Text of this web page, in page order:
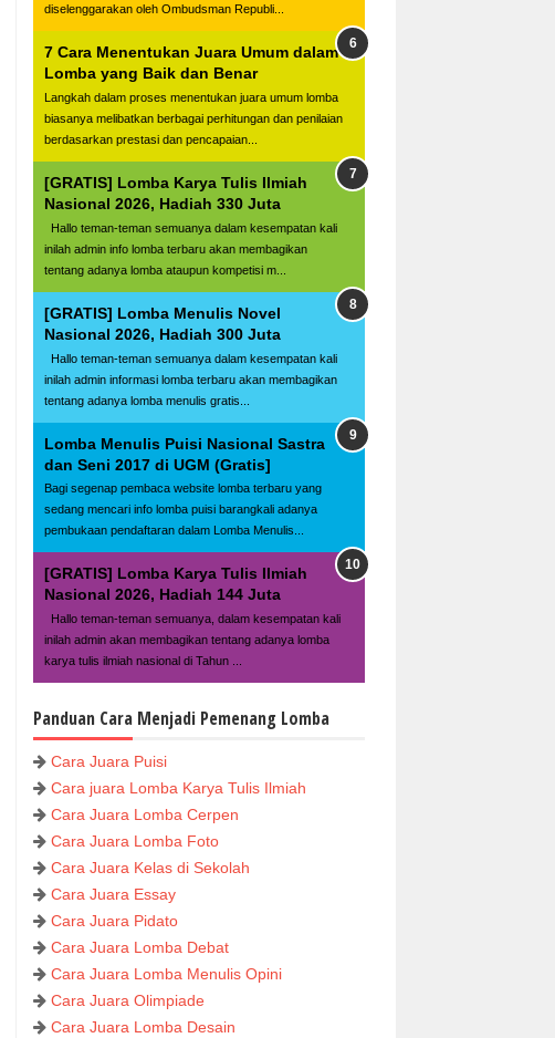
diselenggarakan oleh Ombudsman Republi...
7 Cara Menentukan Juara Umum dalam
Lomba yang Baik dan Benar
Langkah dalam proses menentukan juara umum lomba
biasanya melibatkan berbagai perhitungan dan penilaian
berdasarkan prestasi dan pencapaian...
[GRATIS] Lomba Karya Tulis Ilmiah
Nasional 2026, Hadiah 330 Juta
Hallo teman-teman semuanya dalam kesempatan kali
inilah admin info lomba terbaru akan membagikan
tentang adanya lomba ataupun kompetisi m...
[GRATIS] Lomba Menulis Novel
Nasional 2026, Hadiah 300 Juta
Hallo teman-teman semuanya dalam kesempatan kali
inilah admin informasi lomba terbaru akan membagikan
tentang adanya lomba menulis gratis...
Lomba Menulis Puisi Nasional Sastra
dan Seni 2017 di UGM (Gratis]
Bagi segenap pembaca website lomba terbaru yang
sedang mencari info lomba puisi barangkali adanya
pembukaan pendaftaran dalam Lomba Menulis...
[GRATIS] Lomba Karya Tulis Ilmiah
Nasional 2026, Hadiah 144 Juta
Hallo teman-teman semuanya, dalam kesempatan kali
inilah admin akan membagikan tentang adanya lomba
karya tulis ilmiah nasional di Tahun ...
Panduan Cara Menjadi Pemenang Lomba
Cara Juara Puisi
Cara juara Lomba Karya Tulis Ilmiah
Cara Juara Lomba Cerpen
Cara Juara Lomba Foto
Cara Juara Kelas di Sekolah
Cara Juara Essay
Cara Juara Pidato
Cara Juara Lomba Debat
Cara Juara Lomba Menulis Opini
Cara Juara Olimpiade
Cara Juara Lomba Desain